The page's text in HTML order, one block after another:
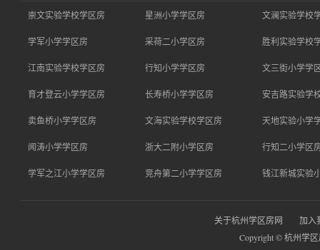
崇文实验学校学区房 星洲小学学区房 文澜实验学校
学军小学学区房 采荷二小学区房 胜利实验学校
江南实验学校学区房 行知小学学区房 文三街小学学
育才登云小学学区房 长寿桥小学学区房 安吉路实验学
卖鱼桥小学学区房 文海实验学校学区房 天地实验小学
闻涛小学学区房 浙大二附小学区房 行知二小学区
学军之江小学学区房 竞舟第二小学学区房 钱江新城实验
关于杭州学区房网
加入
Copyright © 杭州学